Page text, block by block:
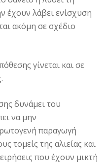
έχουν λάβει ενίσχυση
ακόμη σε σχέδιο
γίνεται και σε
δυνάμει του
να μην
παραγωγή
τομείς της αλιείας και
που έχουν μικτή